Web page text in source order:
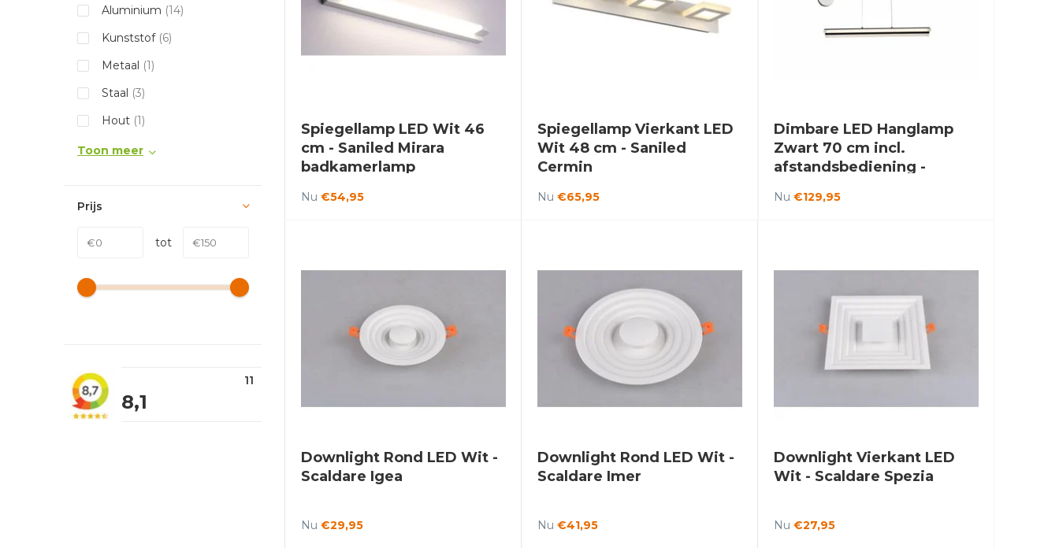
Spiegellamp LED Wit 46
cm - Saniled Mirara
badkamerlamp
Nu €54,95
Spiegellamp Vierkant LED
Wit 48 cm - Saniled
Cermin
Nu €65,95
Dimbare LED Hanglamp
Zwart 70 cm incl.
afstandsbediening -
Nu €129,95
Downlight Rond LED Wit -
Scaldare Igea
Nu €29,95
Downlight Rond LED Wit -
Scaldare Imer
Nu €41,95
Downlight Vierkant LED
Wit - Scaldare Spezia
Nu €27,95
Aluminium (14)
Kunststof (6)
Metaal (1)
Staal (3)
Hout (1)
Toon meer
Prijs
tot
8,1
11